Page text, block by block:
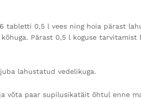
tabletti 0,5 l vees ning hoia pärast
Pärast 0,5 l koguse tarvitamist
lahustatud vedelikuga.
võta paar supilusikatäit õhtul enne